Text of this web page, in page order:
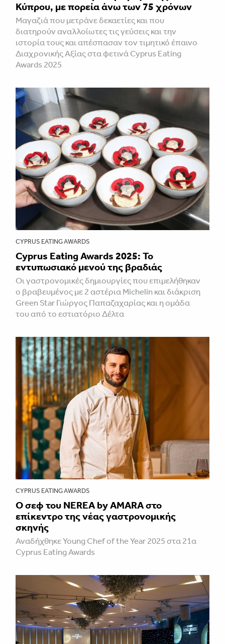
Κύπρου, με πορεία άνω των 75 χρόνων
Mαγαζιά που μετράνε δεκαετίες και που
διατηρούν αναλλοίωτες τις γεύσεις και την
ιστορία τους και απέσπασαν τον τιμητικό έπαινο
Διαχρονικής Αξίας στα φετινά Cyprus Eating
Awards 2025
CYPRUS EATING AWARDS
Cyprus Eating Awards 2025: Το
εντυπωσιακό μενού της βραδιάς
Οι γαστρονομικές δημιουργίες που επιμελήθηκαν
ο βραβευμένος με 2 αστέρια Michelin και διάκριση
Green Star Γιώργος Παπαζαχαρίας και η ομάδα
του από το εστιατόριο Δέλτα
CYPRUS EATING AWARDS
Ο σεφ του NEREA by AMARA στο
επίκεντρο της νέας γαστρονομικής
σκηνής
Αναδήχθηκε Young Chef of the Year 2025 στα 21α
Cyprus Eating Awards